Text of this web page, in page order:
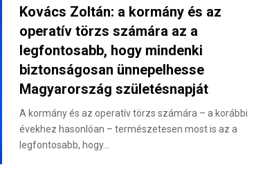
Kovács Zoltán: a kormány és az
operatív törzs számára az a
legfontosabb, hogy mindenki
biztonságosan ünnepelhesse
Magyarország születésnapját
A kormány és az operatív törzs számára – a korábbi
évekhez hasonlóan – természetesen most is az a
legfontosabb, hogy…